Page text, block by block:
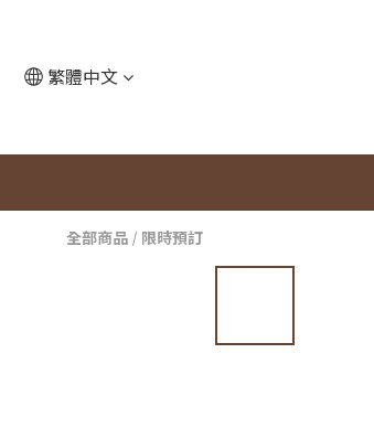
繁體中文
全部商品 / 限時預訂